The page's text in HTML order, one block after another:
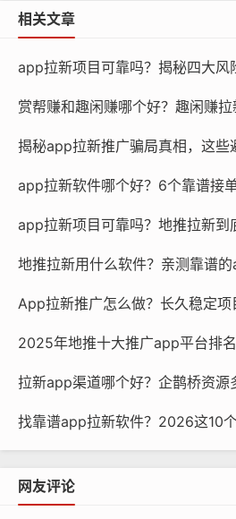
相关文章
app拉新项目可靠吗？揭秘四大风
揭秘app拉新推广骗局真相，这些
app拉新软件哪个好？6个靠谱接
app拉新项目可靠吗？地推拉新到
地推拉新用什么软件？亲测靠谱
App拉新推广怎么做？长久稳定项
拉新app渠道哪个好？企鹊桥资源
找靠谱app拉新软件？2026这10
网友评论